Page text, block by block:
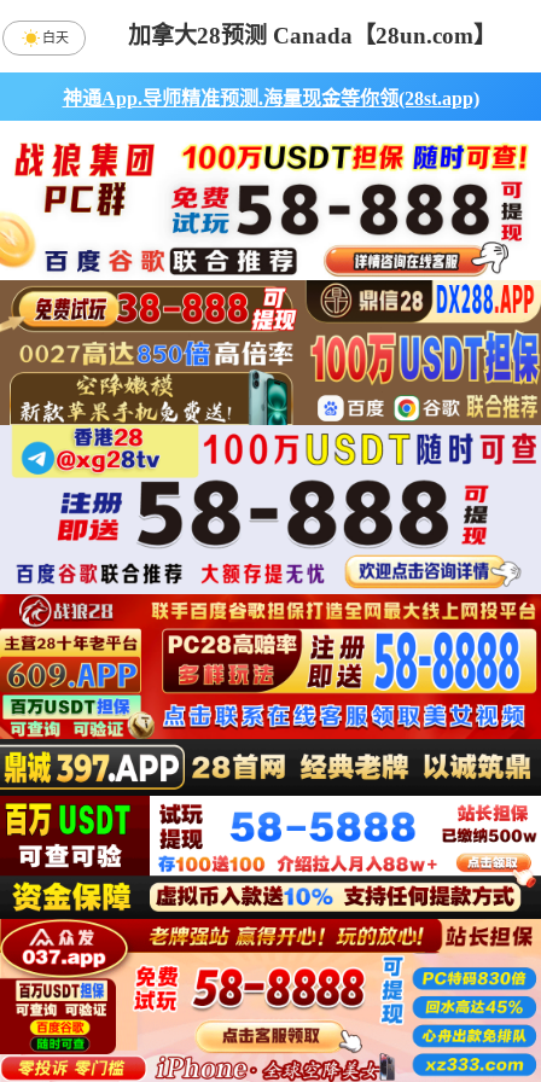
加拿大28预测 Canada【28un.com】
白天